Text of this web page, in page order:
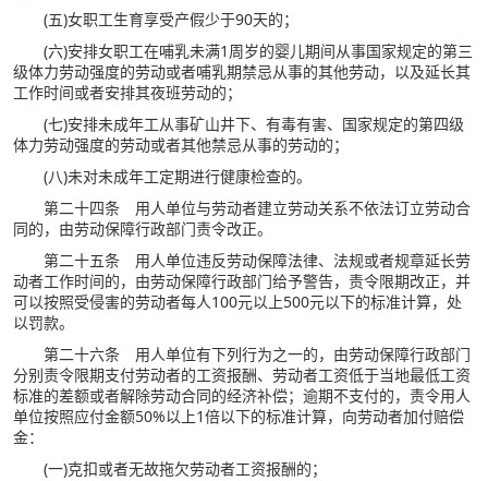
(五)女职工生育享受产假少于90天的；
(六)安排女职工在哺乳未满1周岁的婴儿期间从事国家规定的第三
级体力劳动强度的劳动或者哺乳期禁忌从事的其他劳动，以及延长其
工作时间或者安排其夜班劳动的；
(七)安排未成年工从事矿山井下、有毒有害、国家规定的第四级
体力劳动强度的劳动或者其他禁忌从事的劳动的；
(八)未对未成年工定期进行健康检查的。
第二十四条 用人单位与劳动者建立劳动关系不依法订立劳动合
同的，由劳动保障行政部门责令改正。
第二十五条 用人单位违反劳动保障法律、法规或者规章延长劳
动者工作时间的，由劳动保障行政部门给予警告，责令限期改正，并
可以按照受侵害的劳动者每人100元以上500元以下的标准计算，处
以罚款。
第二十六条 用人单位有下列行为之一的，由劳动保障行政部门
分别责令限期支付劳动者的工资报酬、劳动者工资低于当地最低工资
标准的差额或者解除劳动合同的经济补偿；逾期不支付的，责令用人
单位按照应付金额50%以上1倍以下的标准计算，向劳动者加付赔偿
金：
(一)克扣或者无故拖欠劳动者工资报酬的；